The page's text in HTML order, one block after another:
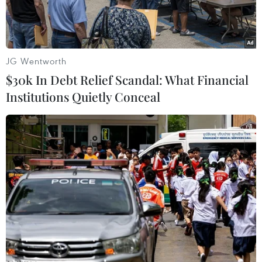
trong đó mức phạt cao nhất lên đến 200 triệu
đồng; có thể bị phạt tù tối đa 20 năm hoặc chung
thân.
Cư dân chung cư Sky City Tower đã có thể đi lại, dạo chơi sau
lệnh dỡ bỏ cách ly. (Ảnh: Thành Đạt/TTXVN)
JG Wentworth
$30k In Debt Relief Scandal: What Financial
Institutions Quietly Conceal